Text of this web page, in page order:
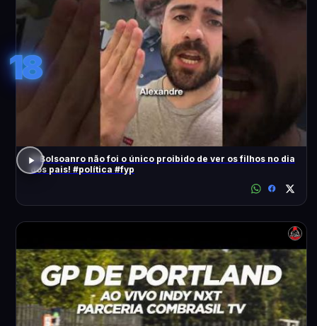
18
O Bolsoanro não foi o único proibido de ver os filhos no dia
dos pais! #política #fyp